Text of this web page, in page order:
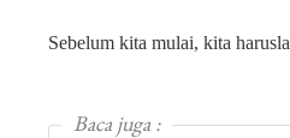
Sebelum kita mulai, kita
Baca juga :